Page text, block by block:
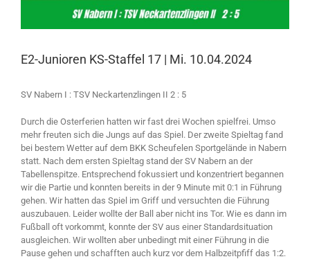
E2-Junioren KS-Staffel 17 | Mi. 10.04.2024
SV Nabern I : TSV Neckartenzlingen II 2 : 5
Durch die Osterferien hatten wir fast drei Wochen spielfrei. Umso
mehr freuten sich die Jungs auf das Spiel. Der zweite Spieltag fand
bei bestem Wetter auf dem BKK Scheufelen Sportgelände in Nabern
statt. Nach dem ersten Spieltag stand der SV Nabern an der
Tabellenspitze. Entsprechend fokussiert und konzentriert begannen
wir die Partie und konnten bereits in der 9 Minute mit 0:1 in Führung
gehen. Wir hatten das Spiel im Griff und versuchten die Führung
auszubauen. Leider wollte der Ball aber nicht ins Tor. Wie es dann im
Fußball oft vorkommt, konnte der SV aus einer Standardsituation
ausgleichen. Wir wollten aber unbedingt mit einer Führung in die
Pause gehen und schafften auch kurz vor dem Halbzeitpfiff das 1:2.